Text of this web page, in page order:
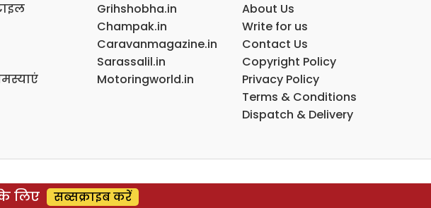
Grihshobha.in
Champak.in
Caravanmagazine.in
Sarassalil.in
Motoringworld.in
About Us
Write for us
Contact Us
Copyright Policy
Privacy Policy
Terms & Conditions
Dispatch & Delivery
लिए सब्सक्राइब करें